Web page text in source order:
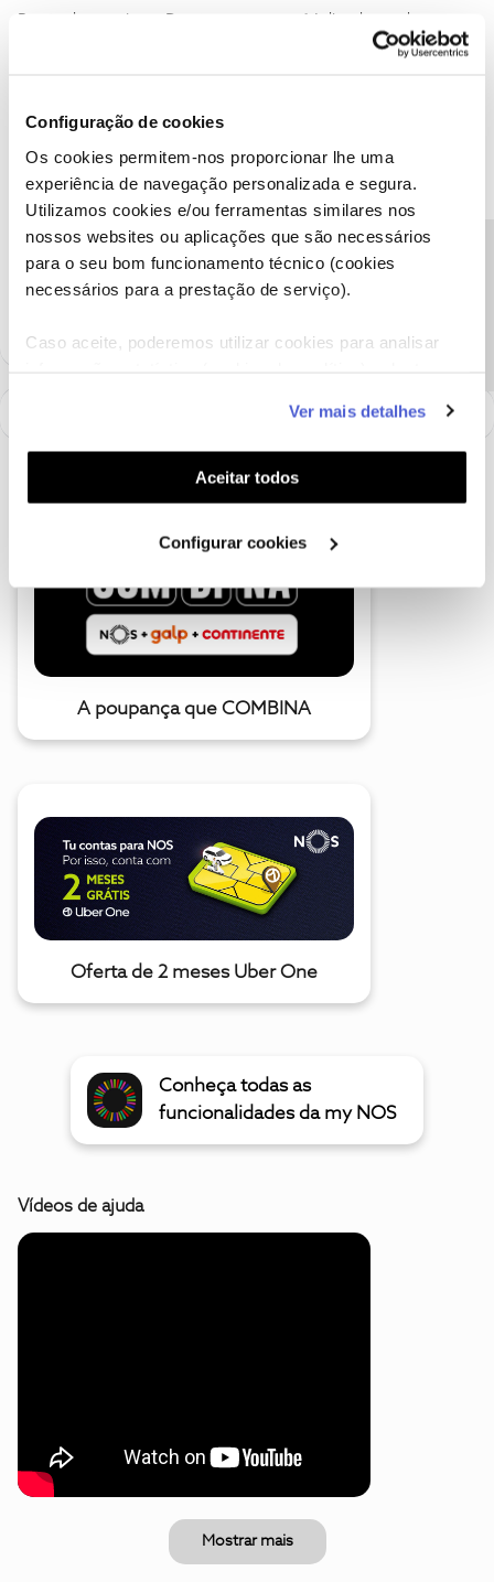
Configuração de cookies
Os cookies permitem-nos proporcionar lhe uma
experiência de navegação personalizada e segura.
Utilizamos cookies e/ou ferramentas similares nos
nossos websites ou aplicações que são necessários
para o seu bom funcionamento técnico (cookies
necessários para a prestação de serviço).
Caso aceite, poderemos utilizar cookies para analisar
funcionalidades (cookies de personalização e
funcionalidade) e adaptar anúncios aos seus interesses
(cookies de publicidade personalizada). Pode gerir a
utilização dos cookies clicando em "Configurar
Ver mais detalhes
Aceitar todos
Configurar cookies
mas a Nos não me deixa porque pedem 400 euros de instalação,
relação a outra operadora, ainda por cima cortaram o cabo da fibra
da operadora MEO . Eu ainda tenho serviço ativo, não serviço
dessa operadora porque a Nos nem passou o seu cabo de fibra
cortou e ligou ao seu PDO.
Isso é ilegal.
Jorge Duarte
A poupança que COMBINA
Oferta de 2 meses Uber One
Conheça todas as
funcionalidades da my NOS
Vídeos de ajuda
Mostrar mais